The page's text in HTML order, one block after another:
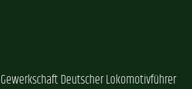
Gewerkschaft Deutscher Lokomotivführer